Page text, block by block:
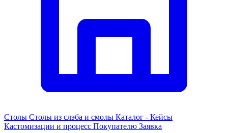
Столы Столы из слэба и смолы Каталог - Кейсы
Кастомизации и процесс Покупателю Заявка